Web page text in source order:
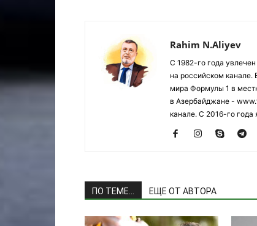
Rahim N.Aliyev
С 1982-го года
на российском канале.
мира Формулы 1 в
в Азербайджане -
канале. С 2016-го
ПО ТЕМЕ... ЕЩЕ ОТ АВТОРА